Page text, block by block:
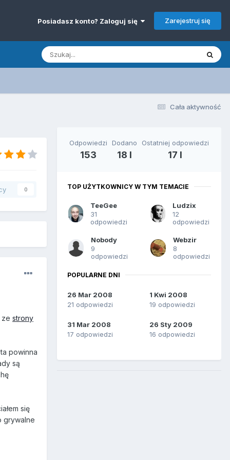
Posiadasz konto? Zaloguj się Zarejestruj się
Cała aktywność
0
ze strony
powinna
są
się
grywalne
Odpowiedzi
153
Dodano
18 l
Ostatniej odpowiedzi
17 l
TOP UŻYTKOWNICY W TYM TEMACIE
TeeGee
31
odpowiedzi
Ludzix
12
odpowiedzi
Nobody
9
odpowiedzi
Webzir
8
odpowiedzi
POPULARNE DNI
26 Mar 2008
21 odpowiedzi
1 Kwi 2008
19 odpowiedzi
31 Mar 2008
17 odpowiedzi
26 Sty 2009
16 odpowiedzi